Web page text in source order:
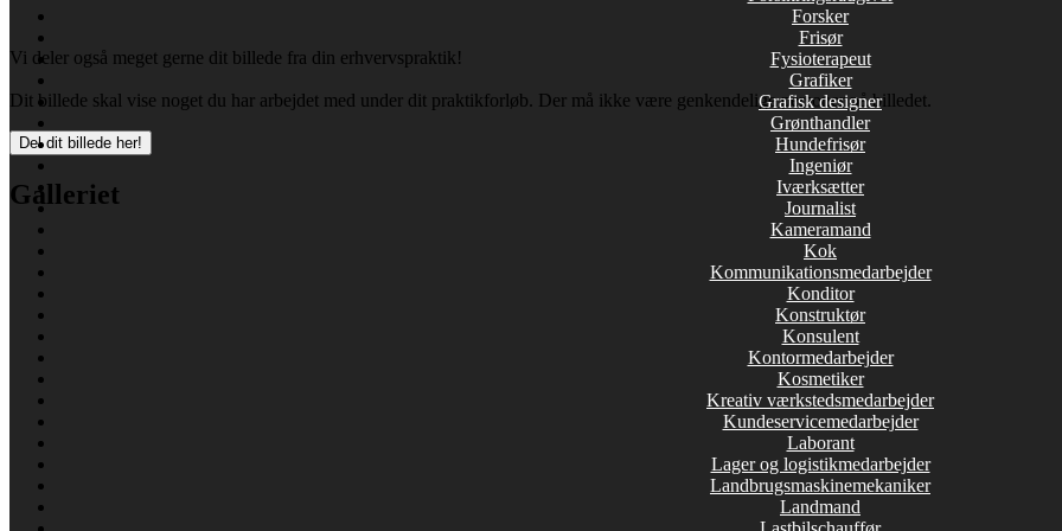
Vi deler også meget gerne dit billede fra din erhvervspraktik!
Dit billede skal vise noget du har arbejdet med under dit praktikforløb. Der må ikke være genkendelige personer på billedet.
Del dit billede her!
Galleriet
Forsker
Frisør
Fysioterapeut
Grafiker
Grafisk designer
Grønthandler
Hundefrisør
Ingeniør
Iværksætter
Journalist
Kameramand
Kok
Kommunikationsmedarbejder
Konditor
Konstruktør
Konsulent
Kontormedarbejder
Kosmetiker
Kreativ værkstedsmedarbejder
Kundeservicemedarbejder
Laborant
Lager og logistikmedarbejder
Landbrugsmaskinemekaniker
Landmand